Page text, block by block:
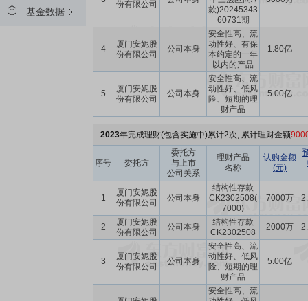
基金数据
份有限公司
款)20245343
60731期
4
厦门安妮股
份有限公司
公司本身
安全性高、流
动性好、有保
本约定的一年
以内的产品
1.80亿
5
厦门安妮股
份有限公司
公司本身
安全性高、流
动性好、低风
险、短期的理
财产品
5.00亿
2023年完成理财(包含实施中)累计2次, 累计理财金额
序号 委托方
委托方
与上市
公司关系
理财产品
名称
认购金额
(元)
1
厦门安妮股
份有限公司
公司本身
结构性存款
CK2302508(
7000)
7000万
2
厦门安妮股
份有限公司
公司本身
结构性存款
CK2302508
2000万
3
厦门安妮股
份有限公司
公司本身
安全性高、流
动性好、低风
险、短期的理
财产品
5.00亿
安全性高、流